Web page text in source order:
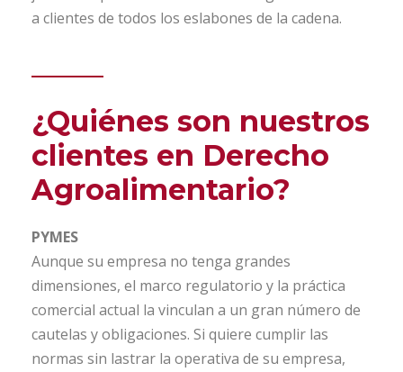
a clientes de todos los eslabones de la cadena.
¿Quiénes son nuestros
clientes en Derecho
Agroalimentario?
PYMES
Aunque su empresa no tenga grandes
dimensiones, el marco regulatorio y la práctica
comercial actual la vinculan a un gran número de
cautelas y obligaciones. Si quiere cumplir las
normas sin lastrar la operativa de su empresa,